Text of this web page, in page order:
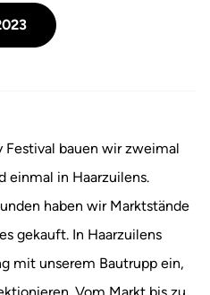
Festival bauen wir zweimal
einmal in Haarzuilens.
haben wir Marktstände
gekauft. In Haarzuilens
mit unserem Bautrupp ein,